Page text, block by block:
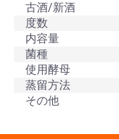
古酒/新酒
度数
内容量
菌種
使用酵母
蒸留方法
その他